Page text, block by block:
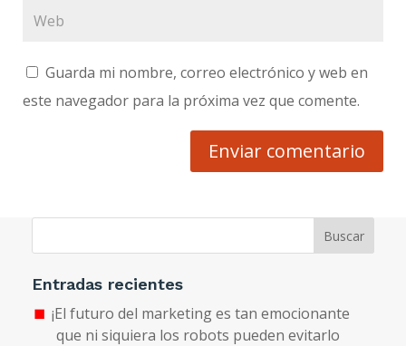
Guarda mi nombre, correo electrónico y web en
este navegador para la próxima vez que comente.
Enviar comentario
Buscar
Entradas recientes
¡El futuro del marketing es tan emocionante
que ni siquiera los robots pueden evitarlo